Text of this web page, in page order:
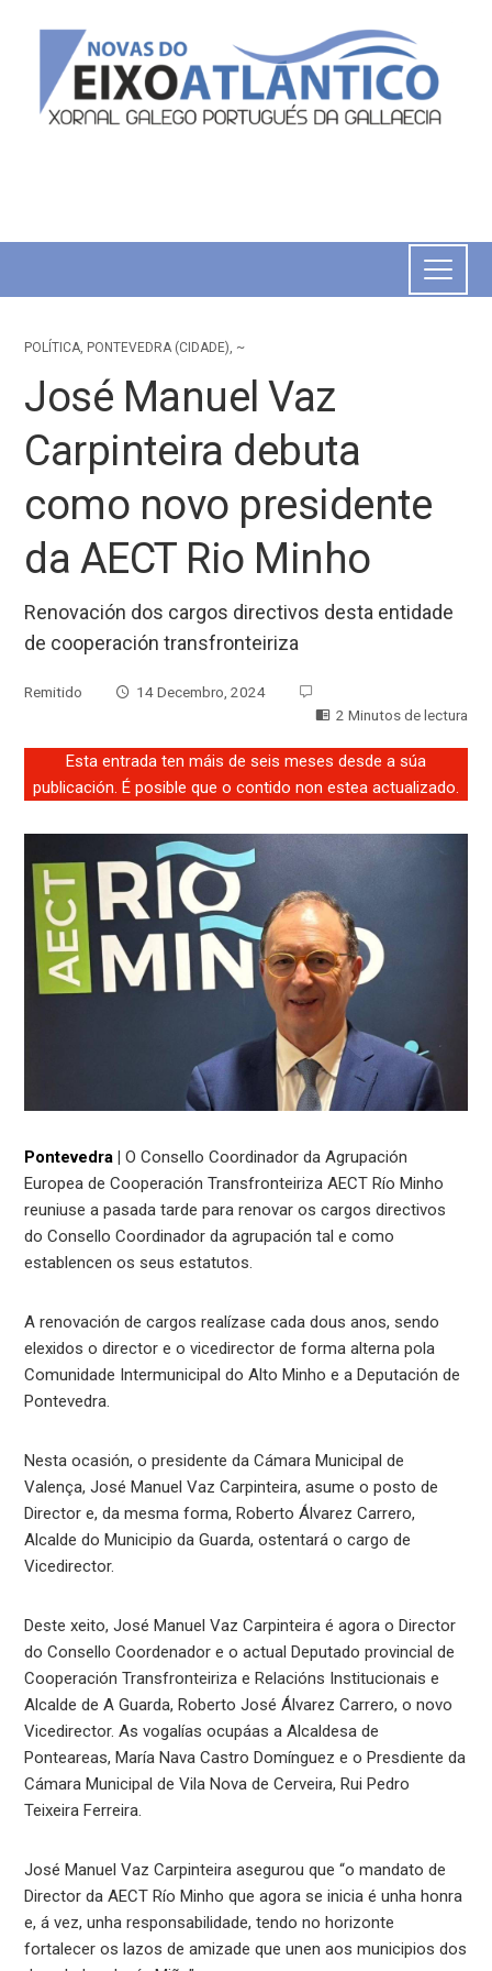
POLÍTICA, PONTEVEDRA (CIDADE), ~
José Manuel Vaz
Carpinteira debuta
como novo presidente
da AECT Rio Minho
Renovación dos cargos directivos desta entidade
de cooperación transfronteiriza
Remitido
14 Decembro, 2024
2 Minutos de lectura
Esta entrada ten máis de seis meses desde a súa
publicación. É posible que o contido non estea actualizado.
Pontevedra | O Consello Coordinador da Agrupación
Europea de Cooperación Transfronteiriza AECT Río Minho
reuniuse a pasada tarde para renovar os cargos directivos
do Consello Coordinador da agrupación tal e como
establencen os seus estatutos.
A renovación de cargos realízase cada dous anos, sendo
elexidos o director e o vicedirector de forma alterna pola
Comunidade Intermunicipal do Alto Minho e a Deputación de
Pontevedra.
Nesta ocasión, o presidente da Cámara Municipal de
Valença, José Manuel Vaz Carpinteira, asume o posto de
Director e, da mesma forma, Roberto Álvarez Carrero,
Alcalde do Municipio da Guarda, ostentará o cargo de
Vicedirector.
Deste xeito, José Manuel Vaz Carpinteira é agora o Director
do Consello Coordenador e o actual Deputado provincial de
Cooperación Transfronteiriza e Relacións Institucionais e
Alcalde de A Guarda, Roberto José Álvarez Carrero, o novo
Vicedirector. As vogalías ocupáas a Alcaldesa de
Ponteareas, María Nava Castro Domínguez e o Presdiente da
Cámara Municipal de Vila Nova de Cerveira, Rui Pedro
Teixeira Ferreira.
José Manuel Vaz Carpinteira asegurou que “o mandato de
Director da AECT Río Minho que agora se inicia é unha honra
e, á vez, unha responsabilidade, tendo no horizonte
fortalecer os lazos de amizade que unen aos municipios dos